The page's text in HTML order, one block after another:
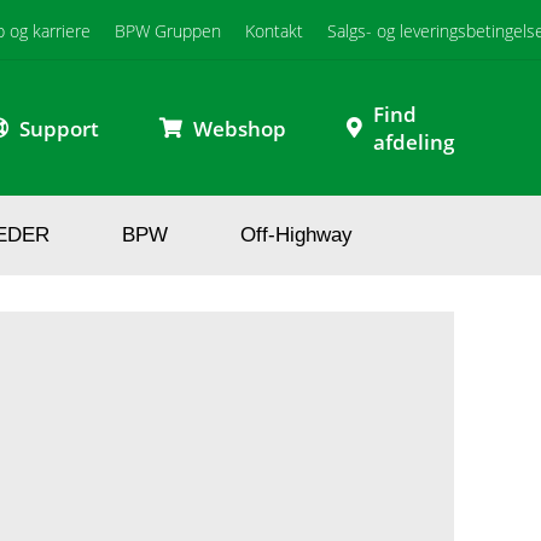
og karriere BPW Gruppen Kontakt Salgs- og
Support Webshop
Find
afdeling
BPW Off-Highway